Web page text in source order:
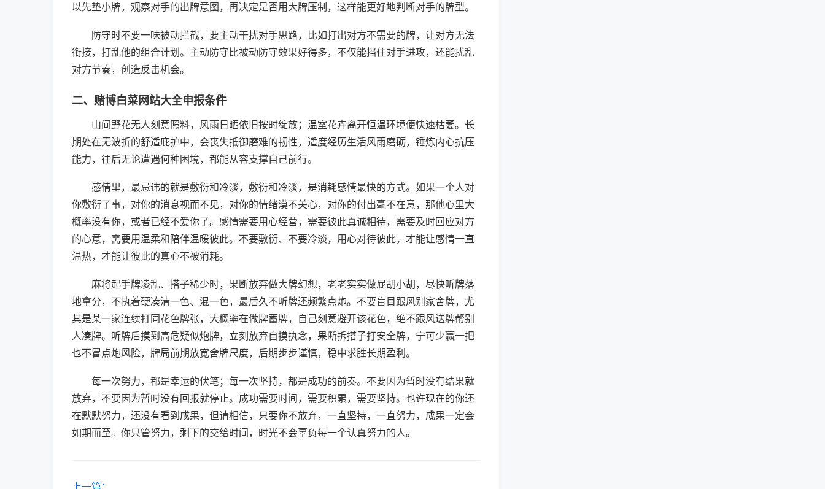
以先垫小牌，观察对手的出牌意图，再决定是否用大牌压制，这样能更好地判断对手的牌型。
防守时不要一味被动拦截，要主动干扰对手思路，比如打出对方不需要的牌，让对方无法
衔接，打乱他的组合计划。主动防守比被动防守效果好得多，不仅能挡住对手进攻，还能扰乱
对方节奏，创造反击机会。
二、赌博白菜网站大全申报条件
山间野花无人刻意照料，风雨日晒依旧按时绽放；温室花卉离开恒温环境便快速枯萎。长
期处在无波折的舒适庇护中，会丧失抵御磨难的韧性，适度经历生活风雨磨砺，锤炼内心抗压
能力，往后无论遭遇何种困境，都能从容支撑自己前行。
感情里，最忌讳的就是敷衍和冷淡，敷衍和冷淡，是消耗感情最快的方式。如果一个人对
你敷衍了事，对你的消息视而不见，对你的情绪漠不关心，对你的付出毫不在意，那他心里大
概率没有你，或者已经不爱你了。感情需要用心经营，需要彼此真诚相待，需要及时回应对方
的心意，需要用温柔和陪伴温暖彼此。不要敷衍、不要冷淡，用心对待彼此，才能让感情一直
温热，才能让彼此的真心不被消耗。
麻将起手牌凌乱、搭子稀少时，果断放弃做大牌幻想，老老实实做屁胡小胡，尽快听牌落
地拿分，不执着硬凑清一色、混一色，最后久不听牌还频繁点炮。不要盲目跟风别家舍牌，尤
其是某一家连续打同花色牌张，大概率在做牌蓄牌，自己刻意避开该花色，绝不跟风送牌帮别
人凑牌。听牌后摸到高危疑似炮牌，立刻放弃自摸执念，果断拆搭子打安全牌，宁可少赢一把
也不冒点炮风险，牌局前期放宽舍牌尺度，后期步步谨慎，稳中求胜长期盈利。
每一次努力，都是幸运的伏笔；每一次坚持，都是成功的前奏。不要因为暂时没有结果就
放弃，不要因为暂时没有回报就停止。成功需要时间，需要积累，需要坚持。也许现在的你还
在默默努力，还没有看到成果，但请相信，只要你不放弃，一直坚持，一直努力，成果一定会
如期而至。你只管努力，剩下的交给时间，时光不会辜负每一个认真努力的人。
上一篇：